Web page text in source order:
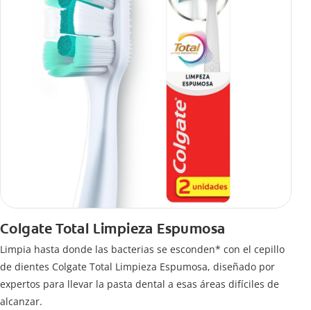
Colgate Total Limpieza Espumosa
Limpia hasta donde las bacterias se esconden* con el cepillo
de dientes Colgate Total Limpieza Espumosa, diseñado por
expertos para llevar la pasta dental a esas áreas difíciles de
alcanzar.